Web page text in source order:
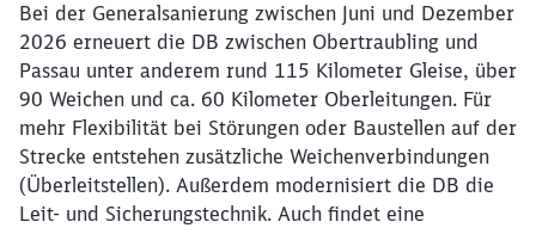
Bei der Generalsanierung zwischen Juni und Dezember
2026 erneuert die DB zwischen Obertraubling und
Passau unter anderem rund 115 Kilometer Gleise, über
90 Weichen und ca. 60 Kilometer Oberleitungen. Für
mehr Flexibilität bei Störungen oder Baustellen auf der
Strecke entstehen zusätzliche Weichenverbindungen
(Überleitstellen). Außerdem modernisiert die DB die
Leit- und Sicherungstechnik. Auch findet eineSchließen